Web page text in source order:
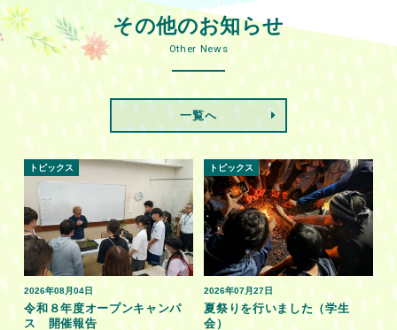
その他のお知らせ
Other News
一覧へ
2026年08月04日
トピックス
令和８年度オープンキャンパ
ス 開催報告
2026年07月27日
トピックス
夏祭りを行いました（学生
会）